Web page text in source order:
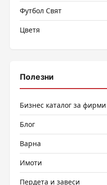
Футбол Свят
Цветя
Полезни
Бизнес каталог за фирми
Блог
Варна
Имоти
Пердета и завеси